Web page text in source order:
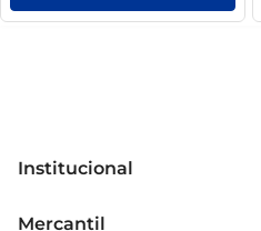
Institucional
Mercantil